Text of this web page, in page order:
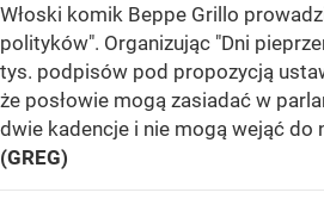
Włoski komik Beppe Grillo
polityków". Organizując "Dni
tys. podpisów pod propozycją
że posłowie mogą zasiadać w
dwie kadencje i nie mogą wejąć do
(GREG)